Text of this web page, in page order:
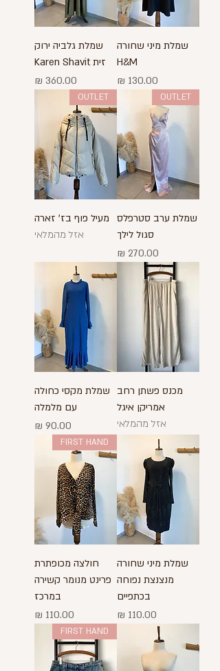
שמלת מיני שחורה
H&M
מחיר
שמלת גלביה ירוק
זית Karen Shavit
מחיר
OUTLET
שמלת ערב סטרפלס
סגול לילך
מחיר
OUTLET
מעיל פוף בז' זארה
אזל מהמלאי
מכנס פשתן רחב
אמריקן איגל
אזל מהמלאי
שמלת מקסי כחולה
עם מלמלה
מחיר
שמלת מיני שחורה
מנצנצת נפוחה
בכתפיים
מחיר
FIRST HAND
חולצה מכופתרת
פרינט מנומר קשירה
במרכז
מחיר
FIRST HAND